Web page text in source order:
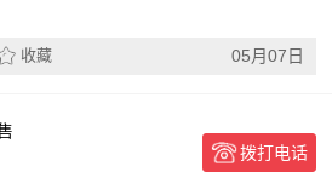
收藏 05月07日
拨打电话